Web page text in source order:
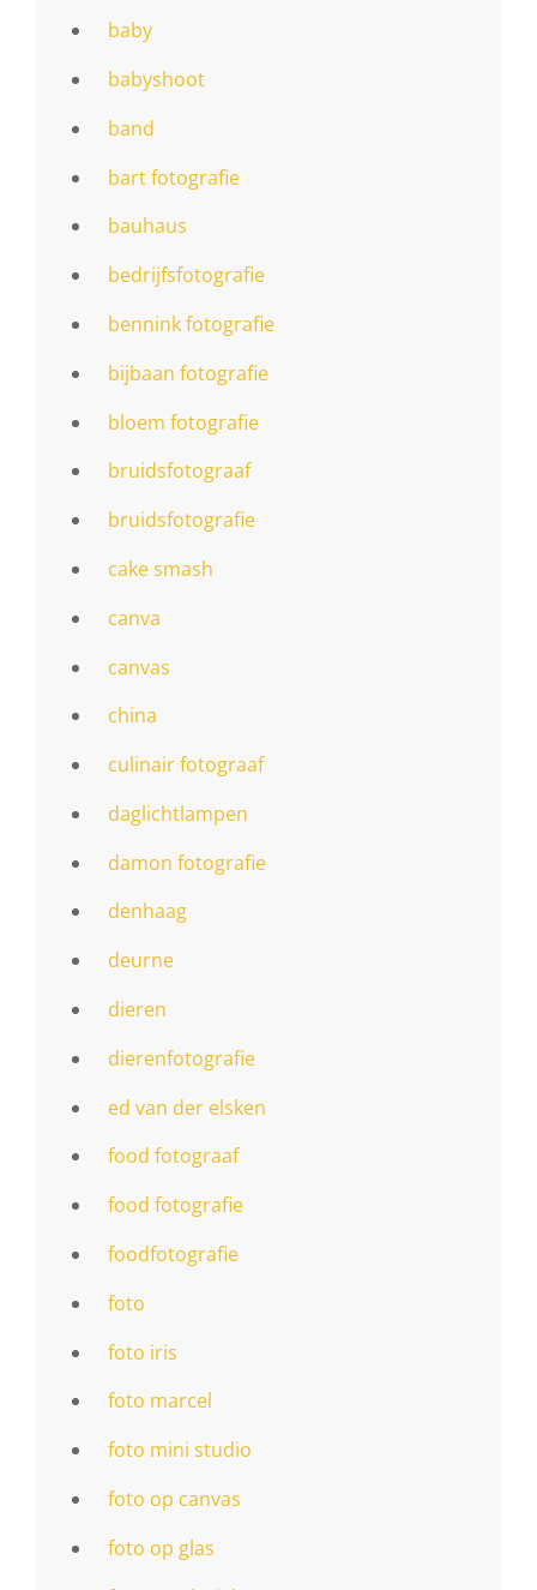
baby
babyshoot
band
bart fotografie
bauhaus
bedrijfsfotografie
bennink fotografie
bijbaan fotografie
bloem fotografie
bruidsfotograaf
bruidsfotografie
cake smash
canva
canvas
china
culinair fotograaf
daglichtlampen
damon fotografie
denhaag
deurne
dieren
dierenfotografie
ed van der elsken
food fotograaf
food fotografie
foodfotografie
foto
foto iris
foto marcel
foto mini studio
foto op canvas
foto op glas